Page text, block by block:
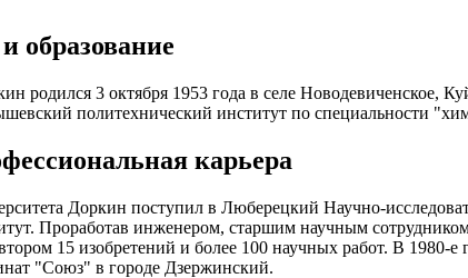
образование
родился 3 октября 1953 года в селе Новодевиченское,
политехнический институт по специальности
карьера
Доркин поступил в Люберецкий Научно-
Проработав инженером, старшим научным
15 изобретений и более 100 научных работ. В 1980-е
"Союз" в городе Дзержинский.